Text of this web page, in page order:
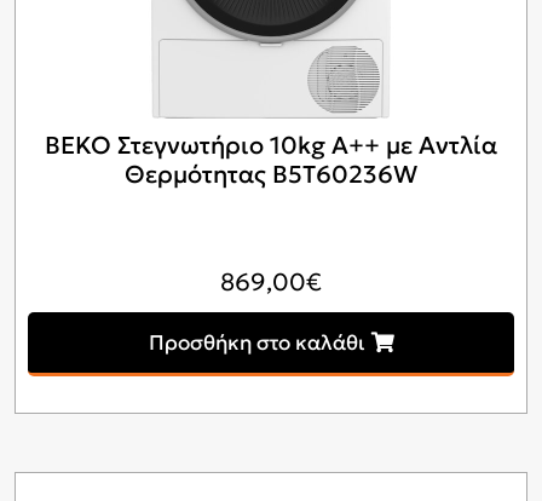
BEKO Στεγνωτήριο 10kg A++ με Αντλία
Θερμότητας B5T60236W
869,00€
Προσθήκη στο καλάθι